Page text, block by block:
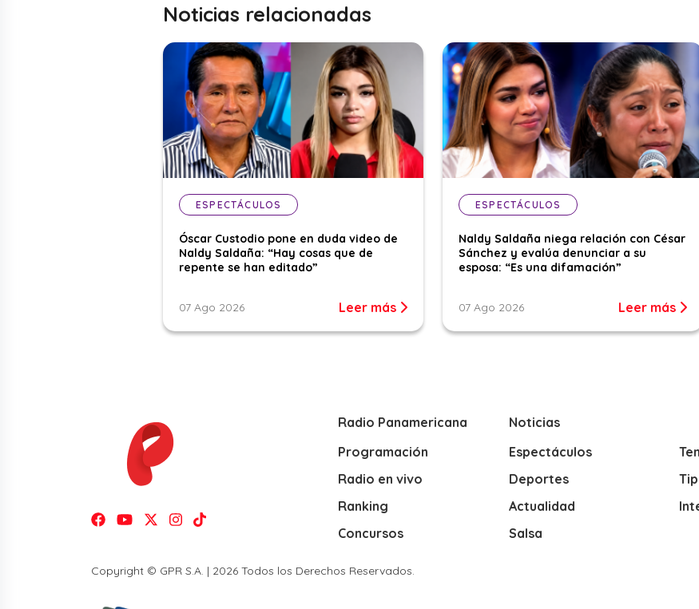
Noticias relacionadas
ESPECTÁCULOS
Óscar Custodio pone en duda video de
Naldy Saldaña: “Hay cosas que de
repente se han editado”
07 Ago 2026 Leer más
ESPECTÁCULOS
Naldy Saldaña niega relación con César
Sánchez y evalúa denunciar a su
esposa: “Es una difamación”
07 Ago 2026 Leer más
Radio Panamericana
Programación
Radio en vivo
Ranking
Concursos
Noticias
Espectáculos
Deportes
Actualidad
Salsa
Copyright © GPR S.A. | 2026 Todos los Derechos Reservados.